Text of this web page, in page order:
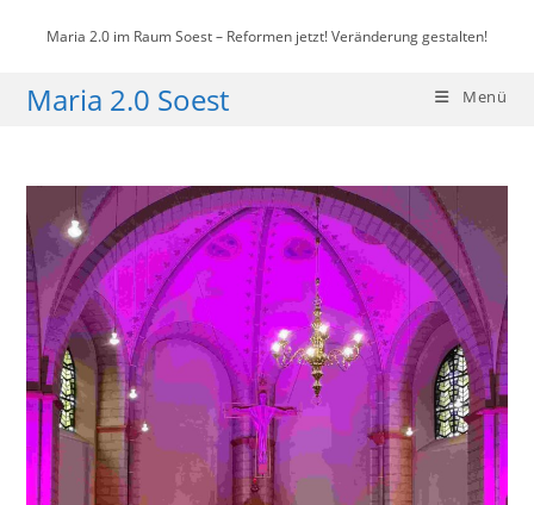
Maria 2.0 im Raum Soest – Reformen jetzt! Veränderung gestalten!
Maria 2.0 Soest Menü